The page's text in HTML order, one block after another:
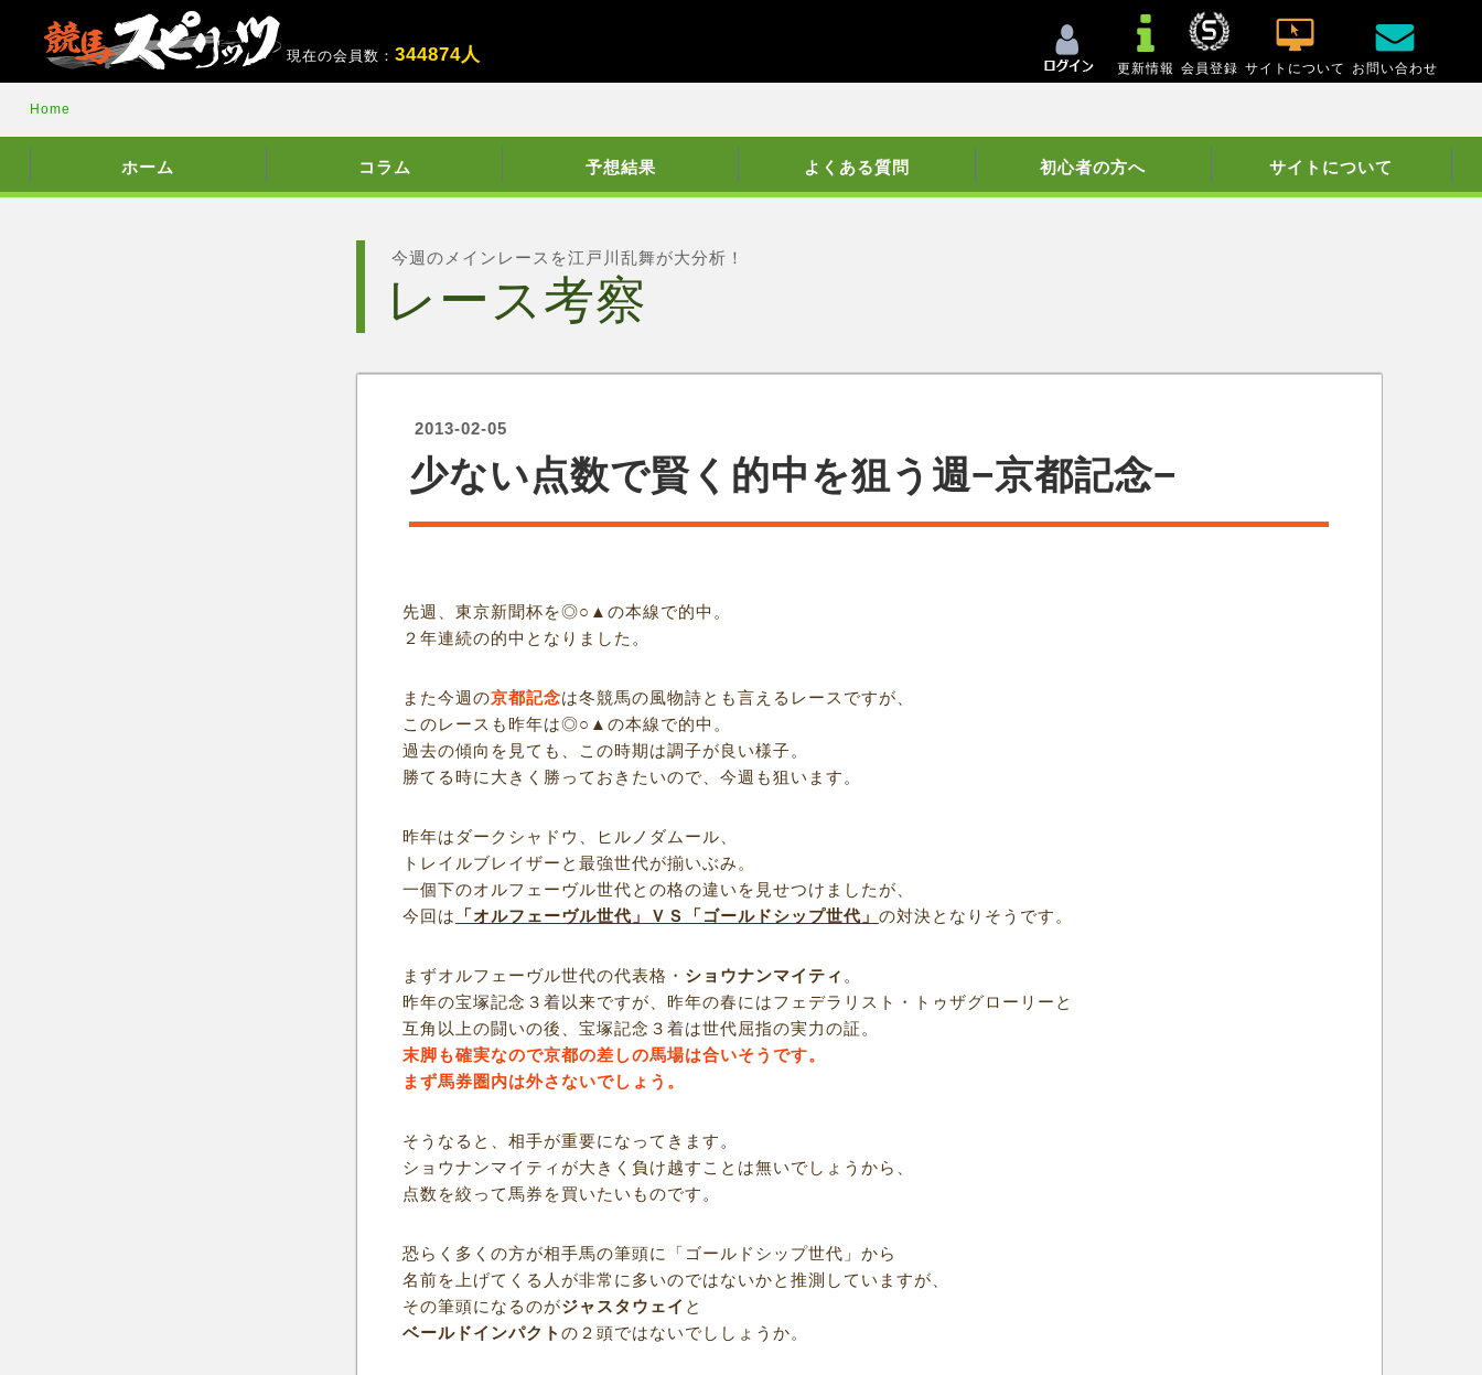
現在の会員数：344874人
更新情報 会員登録 サイトについて お問い合わせ
Home
ホーム コラム 予想結果 よくある質問 初心者の方へ サイトについて
今週のメインレースを江戸川乱舞が大分析！
レース考察
2013-02-05
少ない点数で賢く的中を狙う週−京都記念−
先週、東京新聞杯を◎○▲の本線で的中。
２年連続の的中となりました。
また今週の京都記念は冬競馬の風物詩とも言えるレースですが、
このレースも昨年は◎○▲の本線で的中。
過去の傾向を見ても、この時期は調子が良い様子。
勝てる時に大きく勝っておきたいので、今週も狙います。
昨年はダークシャドウ、ヒルノダムール、
トレイルブレイザーと最強世代が揃いぶみ。
一個下のオルフェーヴル世代との格の違いを見せつけましたが、
今回は
「オルフェーヴル世代」ＶＳ「ゴールドシップ世代」の対決となりそうです。
まずオルフェーヴル世代の代表格・ ショウナンマイティ 。
昨年の宝塚記念３着以来ですが、昨年の春にはフェデラリスト・トゥザグローリーと
互角以上の闘いの後、宝塚記念３着は世代屈指の実力の証。
末脚も確実なので京都の差しの馬場は合いそうです。
まず馬券圏内は外さないでしょう。
そうなると、相手が重要になってきます。
ショウナンマイティが大きく負け越すことは無いでしょうから、
点数を絞って馬券を買いたいものです。
恐らく多くの方が相手馬の筆頭に「ゴールドシップ世代」から
名前を上げてくる人が非常に多いのではないかと推測していますが、
その筆頭になるのがジャスタウェイ と
ベールドインパクトの２頭ではないでししょうか。